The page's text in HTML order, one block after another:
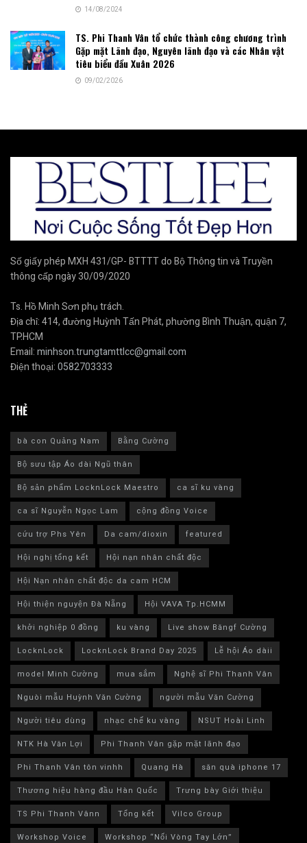
14/08/2024
TS. Phi Thanh Vân tổ chức thành công chương trình
Gặp mặt Lãnh đạo, Nguyên lãnh đạo và các Nhân vật
tiêu biểu đầu Xuân 2026
09/02/2026
Số giấy phép MXH 431/GP- BTTTT do Bộ Thông tin và Truyền
thông cấp ngày 30/09/2020
Ts. Hồ Minh Sơn phụ trách.
Địa chỉ: 414, đường Huỳnh Tấn Phát, phường Bình Thuận, quận 7,
TP.HCM
Email:minhson.trungtamttlcc@gmail.com
Điện thoại:0582703333
THẺ
bà con Quảng Nam
Bằng Cường
Bộ sưu tập Áo dài Ngũ thân
Bộ sản phẩm LocknLock Maestro
ca sĩ ku vàng
ca sĩ Nguyễn Ngọc Lam
cộng đồng Voice
cứu trợ Phs Yên
Da cam/dioxin
featured
Hội nghị tổng kết
Hội nạn nhân chất độc
Hội Nạn nhân chất độc da cam HCM
Hội thiện nguyện Đà Nẵng
Hội VAVA Tp.HCMM
khởi nghiệp 0 đồng
ku vàng
Live show Băngf Cường
LocknLock
LocknLock Brand Day 2025
Lễ hội Áo dàii
model Minh Cường
mua sắm
Nghệ sĩ Phi Thanh Vân
Nguòi mẫu Huỳnh Văn Cường
người mẫu Văn Cường
Người tiêu dùng
nhạc chế ku vàng
NSUT Hoài Linh
NTK Hà Văn Lợi
Phi Thanh Vân gặp mặt lãnh đạo
Phi Thanh Vân tôn vinhh
Quang Hà
săn quà iphone 17
Thương hiệu hàng đầu Hàn Quốc
Trưng bày Giới thiệu
TS Phi Thanh Vânn
Tổng kết
Vilco Group
Workshop Voice
Workshop “Nối Vòng Tay Lớn”